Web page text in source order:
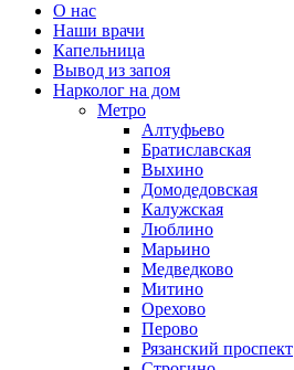
О нас
Наши врачи
Капельница
Вывод из запоя
Нарколог на дом
Метро
Алтуфьево
Братиславская
Выхино
Домодедовская
Калужская
Люблино
Марьино
Медведково
Митино
Орехово
Перово
Рязанский проспект